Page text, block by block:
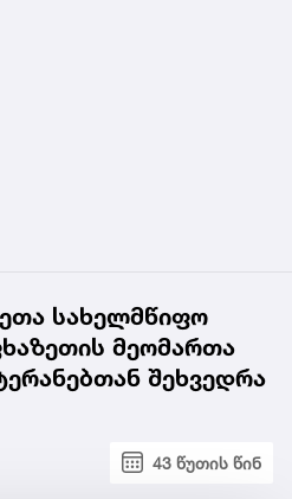
სახელმწიფო
მეომართა
შეხვედრა
43 წუთის წინ